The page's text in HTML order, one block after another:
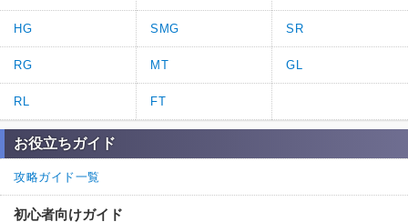
HG SMG SR
RG MT GL
RL FT
お役立ちガイド
攻略ガイド一覧
初心者向けガイド